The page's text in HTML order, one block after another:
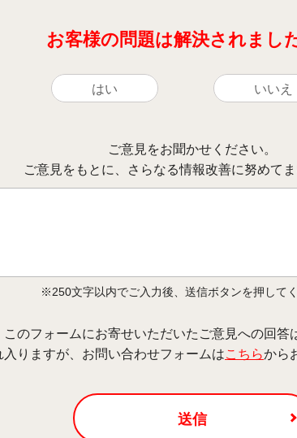
お客様の問題は解決されまし
はい いいえ
ご意見をお聞かせください。
ご意見をもとに、さらなる情報改善に努めてま
※250文字以内でご入力後、送信ボタンを押してく
このフォームにお寄せいただいたご意見への回答
入りますが、お問い合わせフォームはこちらから
送信